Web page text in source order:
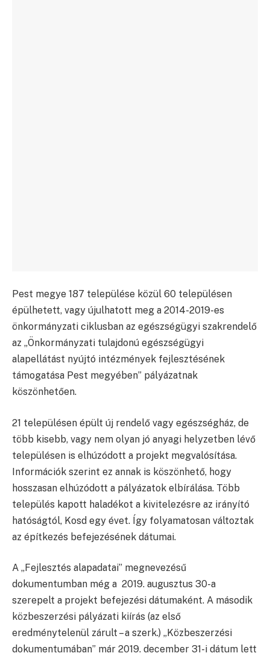
Pest megye 187 települése közül 60 településen
épülhetett, vagy újulhatott meg a 2014-2019-es
önkormányzati ciklusban az egészségügyi szakrendelő
az „Önkormányzati tulajdonú egészségügyi
alapellátást nyújtó intézmények fejlesztésének
támogatása Pest megyében” pályázatnak
köszönhetően.
21 településen épült új rendelő vagy egészségház, de
több kisebb, vagy nem olyan jó anyagi helyzetben lévő
településen is elhúzódott a projekt megvalósítása.
Információk szerint ez annak is köszönhető, hogy
hosszasan elhúzódott a pályázatok elbírálása. Több
település kapott haladékot a kivitelezésre az irányító
hatóságtól, Kosd egy évet. Így folyamatosan változtak
az építkezés befejezésének dátumai.
A „Fejlesztés alapadatai” megnevezésű
dokumentumban még a 2019. augusztus 30-a
szerepelt a projekt befejezési dátumaként. A második
közbeszerzési pályázati kiírás (az első
eredménytelenül zárult – a szerk.) „Közbeszerzési
dokumentumában” már 2019. december 31-i dátum lett